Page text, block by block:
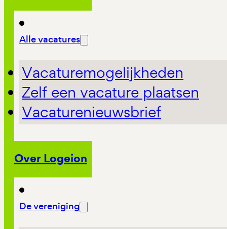
Alle vacatures
Vacaturemogelijkheden
Zelf een vacature plaatsen
Vacaturenieuwsbrief
Over Logeion
De vereniging